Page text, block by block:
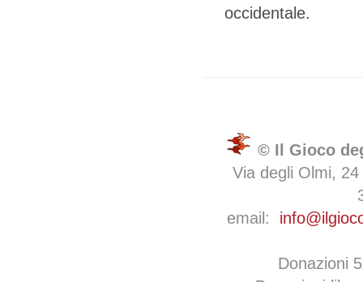
occidentale.
© Il Gioco
Via degli Olmi,
email:
Donazioni